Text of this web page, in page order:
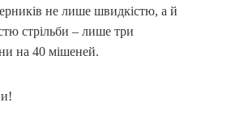
не лише швидкістю, а й
стрільби – лише три
на 40 мішеней.